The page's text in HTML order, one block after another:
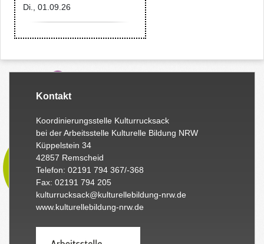
Di., 01.09.26
Kontakt
Koordinierungsstelle Kulturrucksack
bei der Arbeitsstelle Kulturelle Bildung NRW
Küppelstein 34
42857 Remscheid
Telefon: 02191 794 367/-368
Fax: 02191 794 205
kulturrucksack@kulturellebildung-nrw.de
www.kulturellebildung-nrw.de